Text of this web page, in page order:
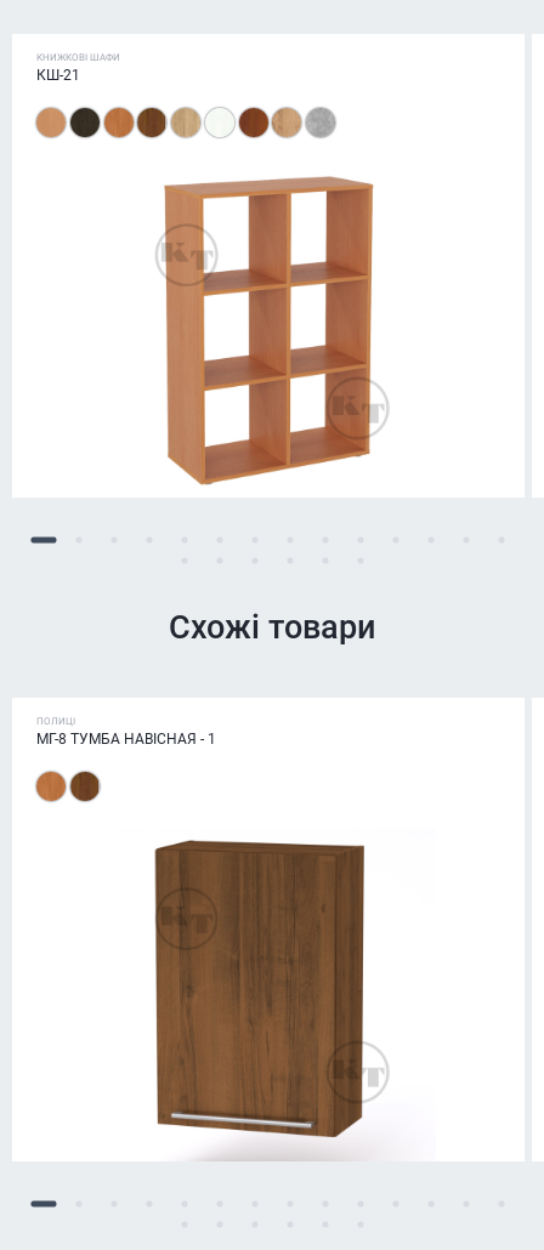
КНИЖКОВІ ШАФИ
КШ-21
Схожі товари
ПОЛИЦІ
МГ-8 ТУМБА НАВІСНАЯ - 1